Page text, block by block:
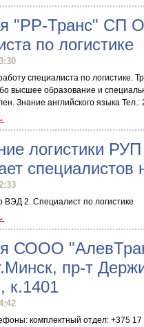
"РР-Транс" СП
по логистике
специалиста по логистике.
высшее образование и
Знание английского языка
логистики
ВЭД 2. Специалист по логистике
СООО
пр-т
к.1401
комплектный отдел: +375